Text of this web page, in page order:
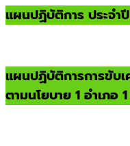
แผนปฏิบัติการ ประจำ
แผนปฏิบัติการการขับ
ตามนโยบาย 1 อำเภอ